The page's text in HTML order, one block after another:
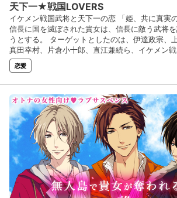
天下一★戦国LOVERS
イケメン戦国武将と天下一の恋 「姫、共に真実の愛
信長に国を滅ぼされた貴女は、信長に敵う武将
うとする。 ターゲットとしたのは、伊達政宗、
真田幸村、片倉小十郎、直江兼続ら、イケメン
将が落ちる、真実の恋の行方とは――？
恋愛